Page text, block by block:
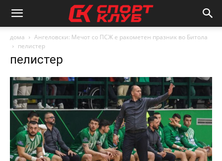
дома
Ангеловски: Мечот со ПСЖ е ракометен празник во Битола
пелистер
пелистер